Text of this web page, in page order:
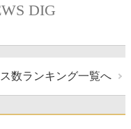
DIG
数ランキング一覧へ